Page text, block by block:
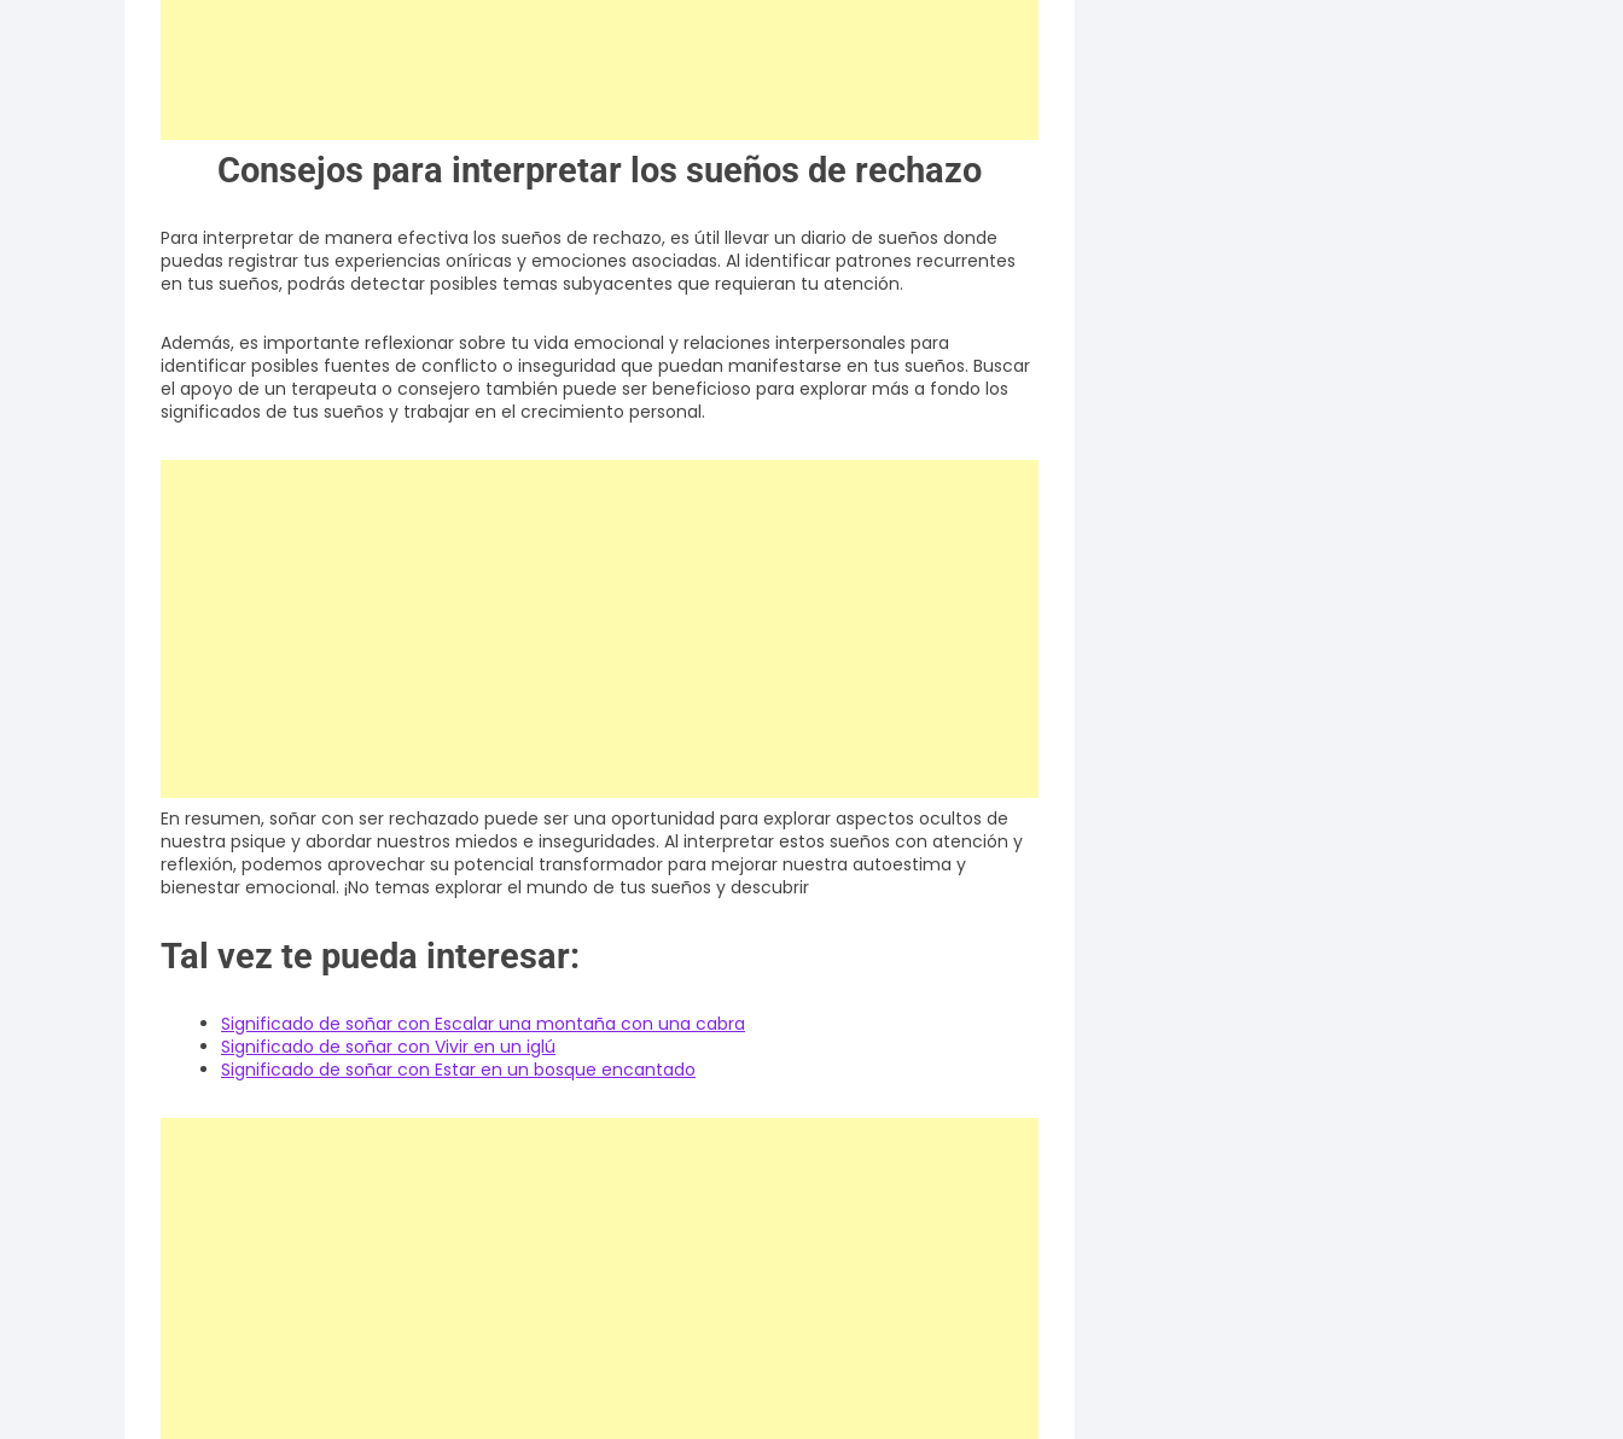
Consejos para interpretar los sueños de rechazo
Para interpretar de manera efectiva los sueños de rechazo, es útil llevar un diario de sueños donde
puedas registrar tus experiencias oníricas y emociones asociadas. Al identificar patrones recurrentes
en tus sueños, podrás detectar posibles temas subyacentes que requieran tu atención.
Además, es importante reflexionar sobre tu vida emocional y relaciones interpersonales para
identificar posibles fuentes de conflicto o inseguridad que puedan manifestarse en tus sueños. Buscar
el apoyo de un terapeuta o consejero también puede ser beneficioso para explorar más a fondo los
significados de tus sueños y trabajar en el crecimiento personal.
En resumen, soñar con ser rechazado puede ser una oportunidad para explorar aspectos ocultos de
nuestra psique y abordar nuestros miedos e inseguridades. Al interpretar estos sueños con atención y
reflexión, podemos aprovechar su potencial transformador para mejorar nuestra autoestima y
bienestar emocional. ¡No temas explorar el mundo de tus sueños y descubrir
Tal vez te pueda interesar:
Significado de soñar con Escalar una montaña con una cabra
Significado de soñar con Vivir en un iglú
Significado de soñar con Estar en un bosque encantado